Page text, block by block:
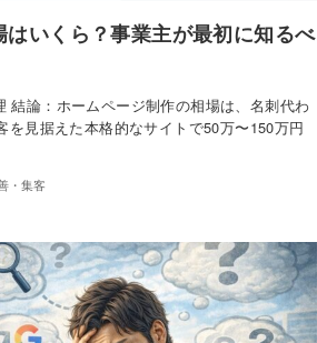
いくら？事業主が最初に知るべ
結論：ホームページ制作の相場は、名刺代わ
を見据えた本格的なサイトで50万〜150万円
・集客